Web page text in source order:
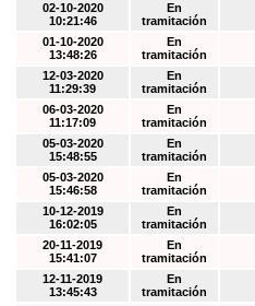
02-10-2020
10:21:46
En
tramitación
01-10-2020
13:48:26
En
tramitación
12-03-2020
11:29:39
En
tramitación
06-03-2020
11:17:09
En
tramitación
05-03-2020
15:48:55
En
tramitación
05-03-2020
15:46:58
En
tramitación
10-12-2019
16:02:05
En
tramitación
20-11-2019
15:41:07
En
tramitación
12-11-2019
13:45:43
En
tramitación